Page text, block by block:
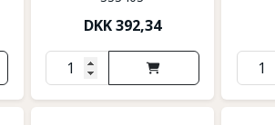
DKK392,34